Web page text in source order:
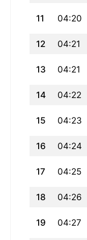
11 04:20
12 04:21
13 04:21
14 04:22
15 04:23
16 04:24
17 04:25
18 04:26
19 04:27